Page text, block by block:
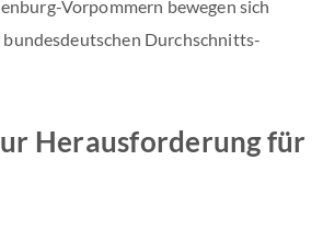
Vorpommern bewegen sich
bundesdeutschen Durchschnitts-
Herausforderung für